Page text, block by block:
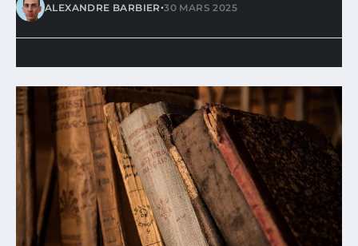
ALEXANDRE BARBIER•30 MARS 2025